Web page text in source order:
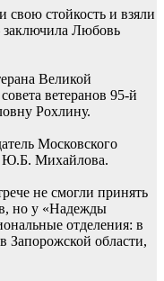
стойкость и взяли
заключила Любовь
Великой
ветеранов 95-й
Рохлину.
Московского
Ю.Б. Михайлова.
не смогли принять
но у «Надежды
отделения: в
Запорожской области,